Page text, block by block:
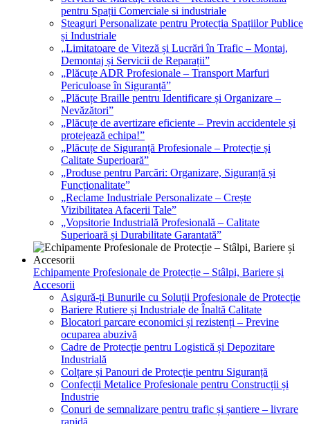
pentru Spații Comerciale si industriale
Steaguri Personalizate pentru Protecția Spațiilor Publice
și Industriale
„Limitatoare de Viteză și Lucrări în Trafic – Montaj,
Demontaj și Servicii de Reparații”
„Plăcuțe ADR Profesionale – Transport Marfuri
Periculoase în Siguranță”
„Plăcuțe Braille pentru Identificare și Organizare –
Nevăzători”
„Plăcuțe de avertizare eficiente – Previn accidentele și
protejează echipa!”
„Plăcuțe de Siguranță Profesionale – Protecție și
Calitate Superioară”
„Produse pentru Parcări: Organizare, Siguranță și
Funcționalitate”
„Reclame Industriale Personalizate – Crește
Vizibilitatea Afacerii Tale”
„Vopsitorie Industrială Profesională – Calitate
Superioară și Durabilitate Garantată”
Echipamente Profesionale de Protecție – Stâlpi, Bariere și
Accesorii
Asigură-ți Bunurile cu Soluții Profesionale de Protecție
Bariere Rutiere și Industriale de Înaltă Calitate
Blocatori parcare economici și rezistenți – Previne
ocuparea abuzivă
Cadre de Protecție pentru Logistică și Depozitare
Industrială
Colțare și Panouri de Protecție pentru Siguranță
Confecții Metalice Profesionale pentru Construcții și
Industrie
Conuri de semnalizare pentru trafic și șantiere – livrare
rapidă